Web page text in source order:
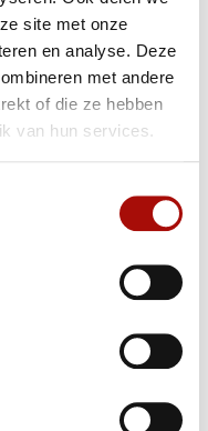
site met onze
en analyse. Deze
met andere
of die ze hebben
van hun services.